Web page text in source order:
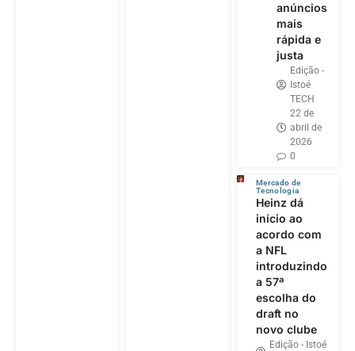
anúncios
mais
rápida e
justa
Edição -
Istoé
TECH
22 de
abril de
2026
0
Mercado de
Tecnologia
Heinz dá
início ao
acordo com
a NFL
introduzindo
a 57ª
escolha do
draft no
novo clube
Edição - Istoé